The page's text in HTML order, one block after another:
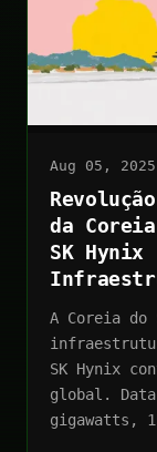
Aug 05, 2025
da
SK Hynix
A Coreia do
SK Hynix
global. Data
gigawatts,